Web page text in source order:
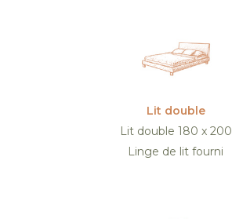
Lit double
Lit double 180 x 200
Linge de lit fourni